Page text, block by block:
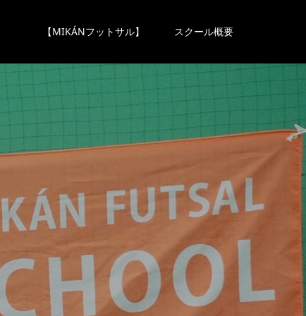
【MIKÁNフットサル】 スクール概要
グ